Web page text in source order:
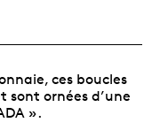
ces boucles
sont ornées d’une
».